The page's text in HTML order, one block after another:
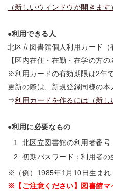
（新しいウィンドウが開きます
●利用できる人
北区立図書館個人利用カード
【区内在住・在勤・在学の方の
※利用カードの有効期限は2年
更新の際は、新規登録同様の
⇒利用カードを作るには（新し
●利用に必要なもの
北区立図書館の利用者番号
初期パスワード：利用者の
※（例）1985年1月10日生ま
※【ご注意ください】図書館マ